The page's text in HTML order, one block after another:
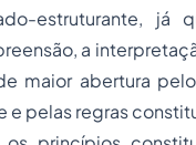
estruturante, já
a
maior abertura
e pelas regras